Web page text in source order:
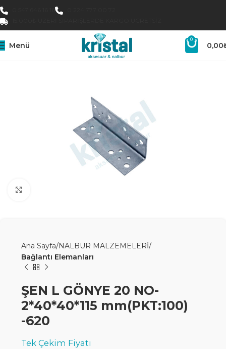
Menü
0
0,00
Ana Sayfa NALBUR MALZEMELERİ
Bağlantı Elemanları
ŞEN L GÖNYE 20 NO-
2*40*40*115 mm(PKT:100)
-620